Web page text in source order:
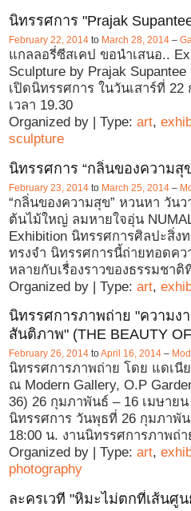
นิทรรศการ "Prajak
February 22, 2014 to March 28, 2014 –
แกลลอรี่ซีสเคป ขอนำเสนอ..
Sculpture by Prajak
เปิดนิทรรศการ ในวันเสาร์ที่
เวลา 19.30
Organized by | Type: art,
sculpture
นิทรรศการ “กลิ่นของความสุ
February 23, 2014 to March 25, 2014 –
“กลิ่นของความสุข” หวนหา วันว
ต้นไม้ใหญ่ ลมหายใจอุ่น
Exhibition นิทรรศการศิลปะสิ่ง
ทรงจำ นิทรรศการนี้ถ่ายทอดคว
หลายกับเรื่องราวของธรรมชาติ
Organized by | Type: art,
นิทรรศการภาพถ่าย "ความง
สันติภาพ" (THE BEAUTY
February 26, 2014 toApril 16, 2014 –
นิทรรศการภาพถ่าย โดย แดเนี
ณ Modern Gallery, O.P
36) 26 กุมภาพันธ์ – 16 เมษาย
นิทรรศการ วันพุธที่ 26 กุมภาพัน
18:00 น. งานนิทรรศการภาพถ่า
Organized by | Type: art,
photography
ละครเวที "หิมะไม่ตกที่เส้นศู